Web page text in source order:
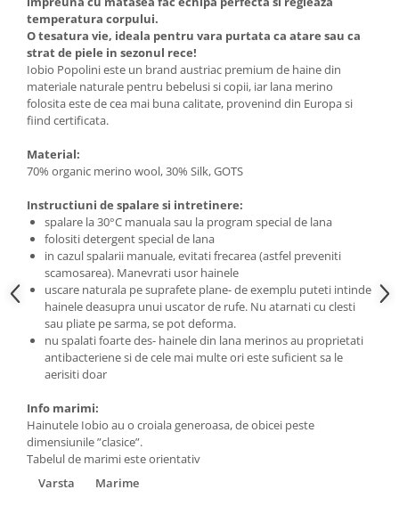
temperatura corpului.
O tesatura vie, ideala pentru vara purtata ca atare sau ca
strat de piele in sezonul rece!
Iobio Popolini este un brand austriac premium de haine din
materiale naturale pentru bebelusi si copii, iar lana merino
folosita este de cea mai buna calitate, provenind din Europa si
fiind certificata.
Material:
70% organic merino wool, 30% Silk, GOTS
Instructiuni de spalare si intretinere:
spalare la 30°C manuala sau la program special de lana
folositi detergent special de lana
in cazul spalarii manuale, evitati frecarea (astfel preveniti
scamosarea). Manevrati usor hainele
uscare naturala pe suprafete plane- de exemplu puteti intinde
hainele deasupra unui uscator de rufe. Nu atarnati cu clesti
sau pliate pe sarma, se pot deforma.
nu spalati foarte des- hainele din lana merinos au proprietati
antibacteriene si de cele mai multe ori este suficient sa le
aerisiti doar
Info marimi:
Hainutele Iobio au o croiala generoasa, de obicei peste
dimensiunile ”clasice”.
Tabelul de marimi este orientativ
Varsta
Marime